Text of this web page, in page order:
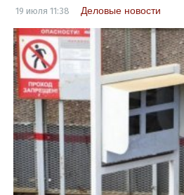
19 июля 11:38 Деловые новости